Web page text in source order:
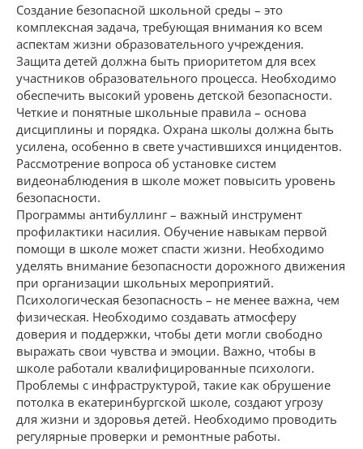
Создание безопасной школьной среды – это
комплексная задача, требующая внимания ко всем
аспектам жизни образовательного учреждения.
Защита детей должна быть приоритетом для всех
участников образовательного процесса. Необходимо
обеспечить высокий уровень детской безопасности.
Четкие и понятные школьные правила – основа
дисциплины и порядка. Охрана школы должна быть
усилена, особенно в свете участившихся инцидентов.
Рассмотрение вопроса об установке систем
видеонаблюдения в школе может повысить уровень
безопасности.
Программы антибуллинг – важный инструмент
профилактики насилия. Обучение навыкам первой
помощи в школе может спасти жизни. Необходимо
уделять внимание безопасности дорожного движения
при организации школьных мероприятий.
Психологическая безопасность – не менее важна, чем
физическая. Необходимо создавать атмосферу
доверия и поддержки, чтобы дети могли свободно
выражать свои чувства и эмоции. Важно, чтобы в
школе работали квалифицированные психологи.
Проблемы с инфраструктурой, такие как обрушение
потолка в екатеринбургской школе, создают угрозу
для жизни и здоровья детей. Необходимо проводить
регулярные проверки и ремонтные работы.